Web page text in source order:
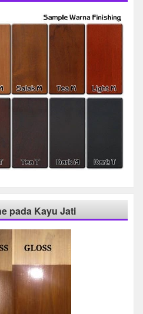
pada Kayu Jati